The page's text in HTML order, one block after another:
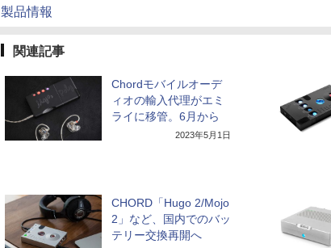
製品情報
関連記事
Chordモバイルオーデ
ィオの輸入代理がエミ
ライに移管。6月から
2023年5月1日
CHORD「Hugo 2/Mojo
2」など、国内でのバッ
テリー交換再開へ